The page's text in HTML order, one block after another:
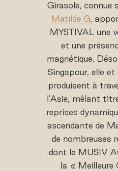
Girasole, connue
Matilde G,
MYSTIVAL une
et une
magnétique.
Singapour, elle et
produisent à
l'Asie, mêlant
reprises
ascendante de
de nombreuses
dont le MUSIV
la « Meilleure